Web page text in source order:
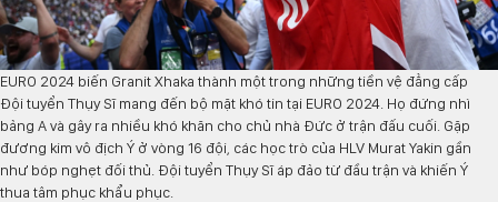
EURO 2024 biến Granit Xhaka thành một trong những tiền vệ đẳng cấp
Đội tuyển Thụy Sĩ mang đến bộ mặt khó tin tại EURO 2024. Họ đứng nhì
bảng A và gây ra nhiều khó khăn cho chủ nhà Đức ở trận đấu cuối. Gặp
đương kim vô địch Ý ở vòng 16 đội, các học trò của HLV Murat Yakin gần
như bóp nghẹt đối thủ. Đội tuyển Thụy Sĩ áp đảo từ đầu trận và khiến Ý
thua tâm phục khẩu phục.